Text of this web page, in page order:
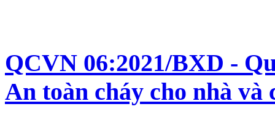
QCVN 06:2021/BXD -
An toàn cháy cho nhà và